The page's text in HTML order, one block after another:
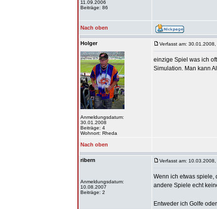
11.09.2006
Beiträge: 86
Nach oben
Holger
Anmeldungsdatum:
30.01.2008
Beiträge: 4
Wohnort: Rheda
Verfasst am:
einzige Spiel was ich
Simulation. Man kann
Nach oben
ribern
Anmeldungsdatum:
10.08.2007
Beiträge: 2
Verfasst am:
Wenn ich etwas spiele,
andere Spiele echt
Entweder ich Golfe